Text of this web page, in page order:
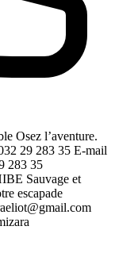
Osez l’aventure.
29 283 35 E-mail
283 35
Sauvage et
escapade